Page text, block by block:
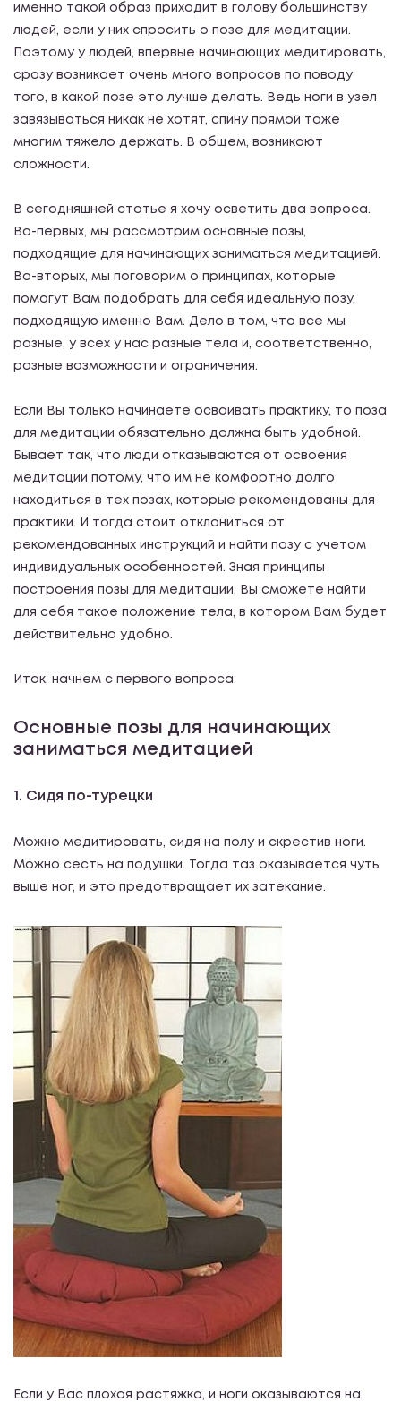
именно такой образ приходит в голову большинству
людей, если у них спросить о позе для медитации.
Поэтому у людей, впервые начинающих медитировать,
сразу возникает очень много вопросов по поводу
того, в какой позе это лучше делать. Ведь ноги в узел
завязываться никак не хотят, спину прямой тоже
многим тяжело держать. В общем, возникают
сложности.
В сегодняшней статье я хочу осветить два вопроса.
Во-первых, мы рассмотрим основные позы,
подходящие для начинающих заниматься медитацией.
Во-вторых, мы поговорим о принципах, которые
помогут Вам подобрать для себя идеальную позу,
подходящую именно Вам. Дело в том, что все мы
разные, у всех у нас разные тела и, соответственно,
разные возможности и ограничения.
Если Вы только начинаете осваивать практику, то поза
для медитации обязательно должна быть удобной.
Бывает так, что люди отказываются от освоения
медитации потому, что им не комфортно долго
находиться в тех позах, которые рекомендованы для
практики. И тогда стоит отклониться от
рекомендованных инструкций и найти позу с учетом
индивидуальных особенностей. Зная принципы
построения позы для медитации, Вы сможете найти
для себя такое положение тела, в котором Вам будет
действительно удобно.
Итак, начнем с первого вопроса.
Основные позы для начинающих
заниматься медитацией
1. Сидя по-турецки
Можно медитировать, сидя на полу и скрестив ноги.
Можно сесть на подушки. Тогда таз оказывается чуть
выше ног, и это предотвращает их затекание.
Если у Вас плохая растяжка, и ноги оказываются на